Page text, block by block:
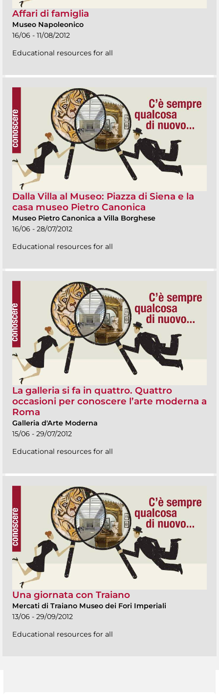
Affari di famiglia
Museo Napoleonico
16/06 - 11/08/2012
Educational resources for all
Dalla Villa al Museo: Piazza di Siena e la
casa museo Pietro Canonica
Museo Pietro Canonica a Villa Borghese
16/06 - 28/07/2012
Educational resources for all
La galleria si fa in quattro. Quattro
occasioni per conoscere l’arte moderna a
Roma
Galleria d'Arte Moderna
15/06 - 29/07/2012
Educational resources for all
Una giornata con Traiano
Mercati di Traiano Museo dei Fori Imperiali
13/06 - 29/09/2012
Educational resources for all